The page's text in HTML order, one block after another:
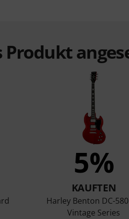
5%
KAUFTEN
Harley Benton DC-580
Vintage Series